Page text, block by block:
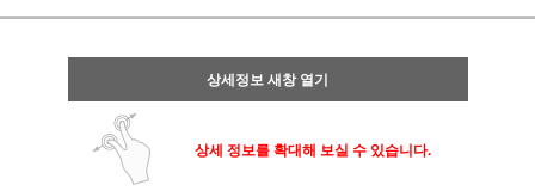
상세정보 새창 열기
상세 정보를 확대해 보실 수 있습니다.